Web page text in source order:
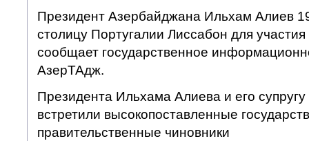
Президент Азербайджана Ильхам Алиев
столицу Португалии Лиссабон для
сообщает государственное
АзерТАдж.
Президента Ильхама Алиева и его
встретили высокопоставленные
правительственные чиновники